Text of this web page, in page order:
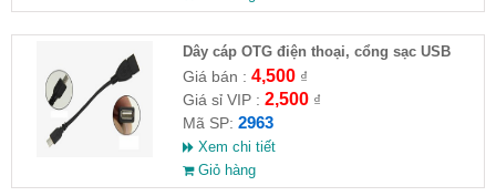
Dây cáp OTG điện thoại, cổng sạc USB
Giá bán : 4,500₫
Giá sỉ VIP : 2,500₫
Mã SP: 2963
Xem chi tiết
Giỏ hàng